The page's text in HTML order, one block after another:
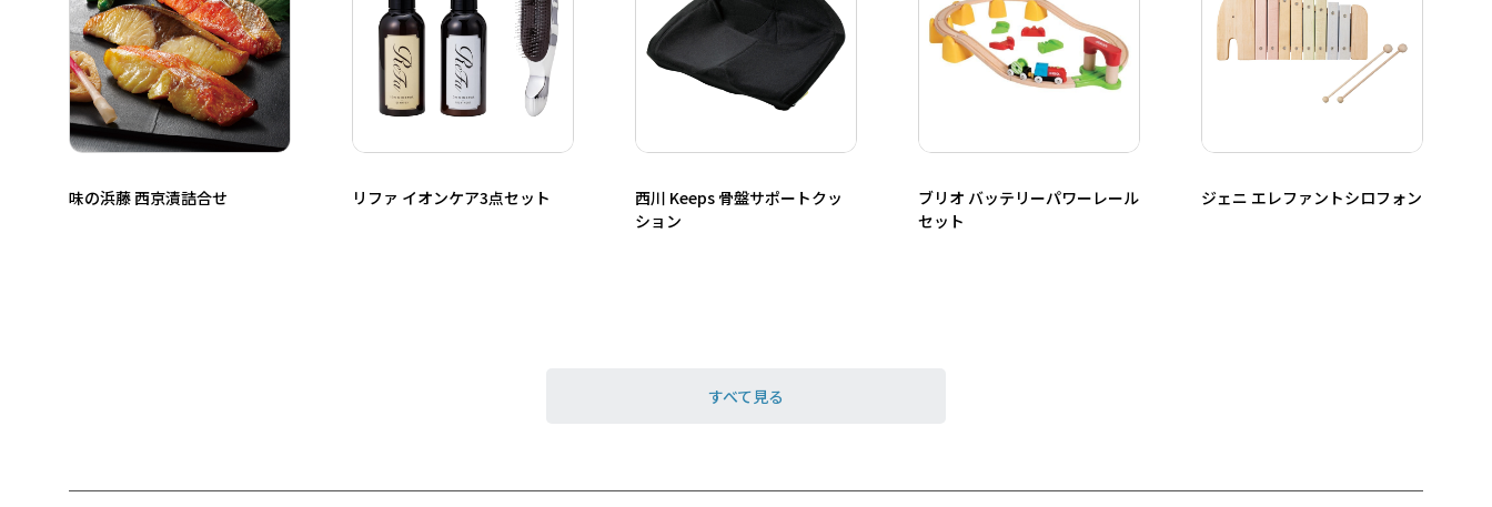
味の浜藤 西京漬詰合せ リファ イオンケア3点セット
西川 Keeps 骨盤サポートクッ
ション
ブリオ バッテリーパワーレール
セット
ジェニ エレファントシロフォン
すべて見る